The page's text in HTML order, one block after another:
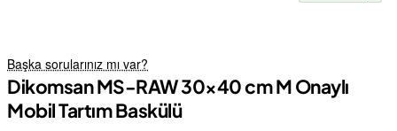
Başka sorularınız mı var?
Dikomsan MS-RAW 30×40 cm M Onaylı
Mobil Tartım Baskülü